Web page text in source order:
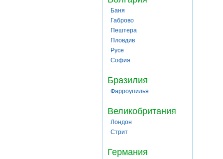
Баня
Габрово
Пештера
Пловдив
Русе
София
Бразилия
Фарроупилья
Великобритания
Лондон
Стрит
Германия